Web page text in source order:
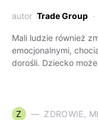
autor Trade Group
Mali ludzie również
emocjonalnymi,
dorośli. Dziecko
Z ZDROWIE,